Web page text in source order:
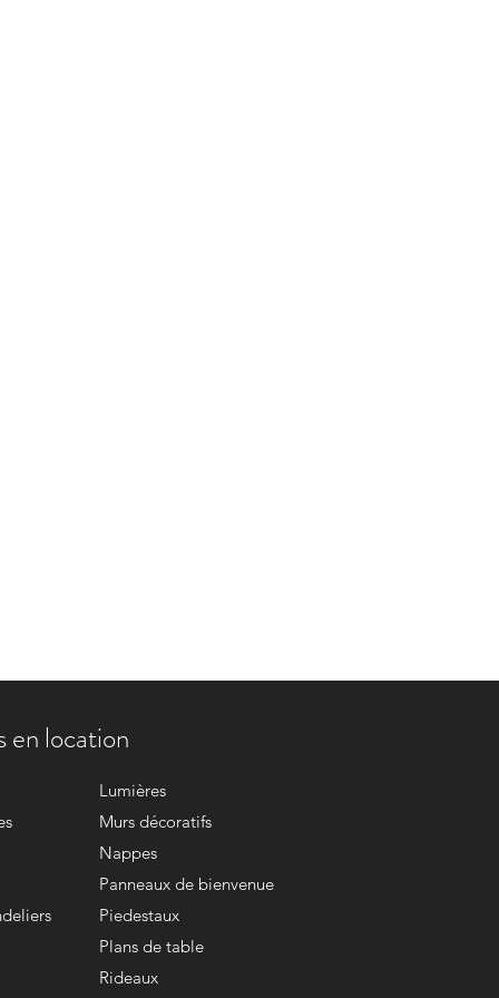
en location
Lumières
Murs décoratifs
Nappes
Panneaux de bienvenue
Piedestaux
Plans de table
Rideaux